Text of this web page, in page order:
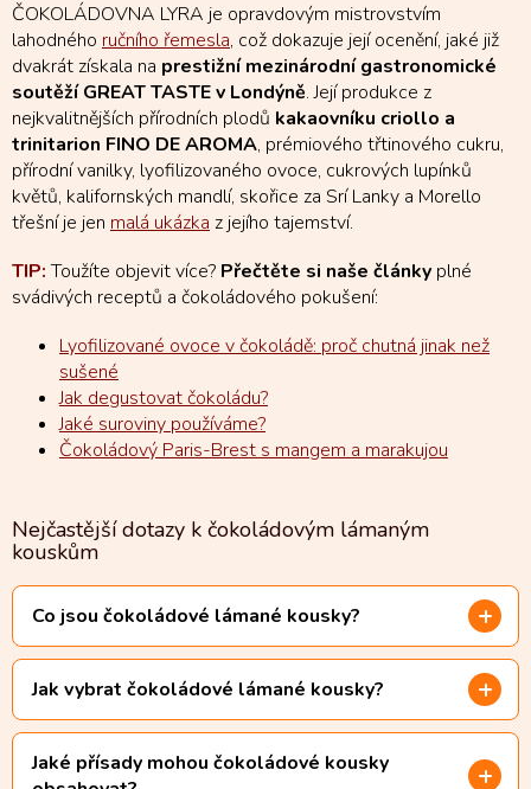
ČOKOLÁDOVNA LYRA je opravdovým mistrovstvím
lahodného ručního řemesla, což dokazuje její ocenění, jaké již
dvakrát získala na prestižní mezinárodní gastronomické
soutěží GREAT TASTE v Londýně. Její produkce z
nejkvalitnějších přírodních plodů kakaovníku criollo a
trinitarion FINO DE AROMA, prémiového třtinového cukru,
přírodní vanilky, lyofilizovaného ovoce, cukrových lupínků
květů, kalifornských mandlí, skořice za Srí Lanky a Morello
třešní je jen malá ukázka z jejího tajemství.
TIP:Toužíte objevit více? Přečtěte si naše články plné
svádivých receptů a čokoládového pokušení:
Lyofilizované ovoce v čokoládě: proč chutná jinak než
sušené
Jak degustovat čokoládu?
Jaké suroviny používáme?
Čokoládový Paris-Brest s mangem a marakujou
Nejčastější dotazy k čokoládovým lámaným
kouskům
Co jsou čokoládové lámané kousky?
Jak vybrat čokoládové lámané kousky?
Jaké přísady mohou čokoládové kousky